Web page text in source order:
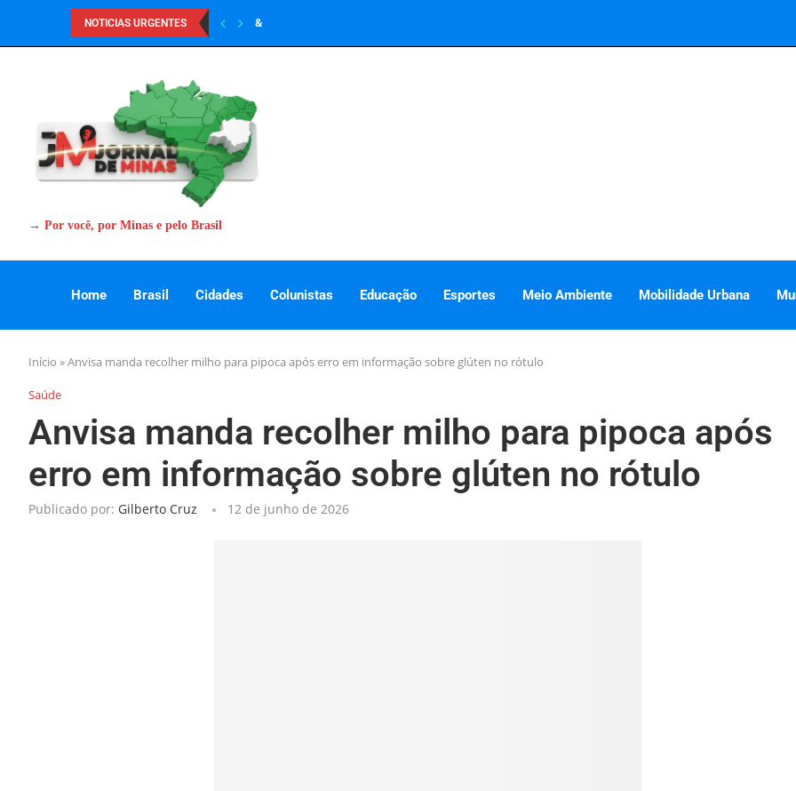
NOTICIAS URGENTES &
→ Por você, por Minas e pelo Brasil
Home Brasil Cidades Colunistas Educação Esportes Meio Ambiente Mobilidade Urbana
Início »Anvisa manda recolher milho para pipoca após erro em informação sobre glúten no rótulo
Saúde
Anvisa manda recolher milho para pipoca após
erro em informação sobre glúten no rótulo
Publicado por: Gilberto Cruz 12 de junho de 2026